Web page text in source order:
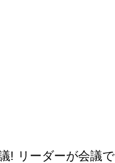
リーダーが会議